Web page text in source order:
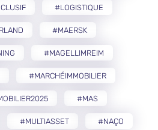
#LOGISTIQUE
#MAERSK
#MAGELLIMREIM
#MARCHÉIMMOBILIER
#MAS
#MULTIASSET #NAÇO